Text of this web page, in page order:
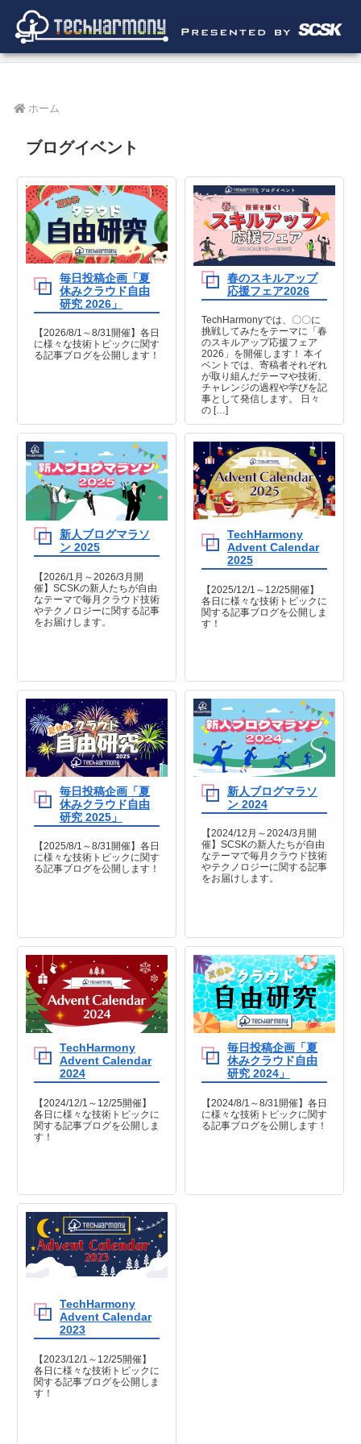
ホーム
ブログイベント
毎日投稿企画「夏
休みクラウド自由
研究 2026」
【2026/8/1～8/31開催】各日
に様々な技術トピックに関す
る記事ブログを公開します！
春のスキルアップ
応援フェア2026
TechHarmonyでは、〇〇に
挑戦してみたをテーマに「春
のスキルアップ応援フェア
2026」を開催します！ 本イ
ベントでは、寄稿者それぞれ
が取り組んだテーマや技術、
チャレンジの過程や学びを記
事として発信します。 日々
の […]
新人ブログマラソ
ン 2025
【2026/1月～2026/3月開
催】SCSKの新人たちが自由
なテーマで毎月クラウド技術
やテクノロジーに関する記事
をお届けします。
TechHarmony
Advent Calendar
2025
【2025/12/1～12/25開催】
各日に様々な技術トピックに
関する記事ブログを公開しま
す！
毎日投稿企画「夏
休みクラウド自由
研究 2025」
【2025/8/1～8/31開催】各日
に様々な技術トピックに関す
る記事ブログを公開します！
新人ブログマラソ
ン 2024
【2024/12月～2024/3月開
催】SCSKの新人たちが自由
なテーマで毎月クラウド技術
やテクノロジーに関する記事
をお届けします。
TechHarmony
Advent Calendar
2024
【2024/12/1～12/25開催】
各日に様々な技術トピックに
関する記事ブログを公開しま
す！
毎日投稿企画「夏
休みクラウド自由
研究 2024」
【2024/8/1～8/31開催】各日
に様々な技術トピックに関す
る記事ブログを公開します！
TechHarmony
Advent Calendar
2023
【2023/12/1～12/25開催】
各日に様々な技術トピックに
関する記事ブログを公開しま
す！